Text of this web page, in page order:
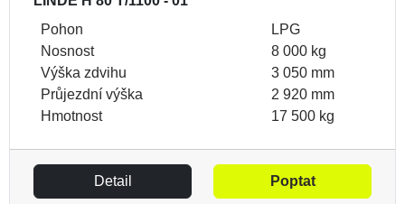
Pohon
LPG
Nosnost
8 000 kg
Výška zdvihu
3 050 mm
Průjezdní výška
2 920 mm
Hmotnost
17 500 kg
Detail Poptat